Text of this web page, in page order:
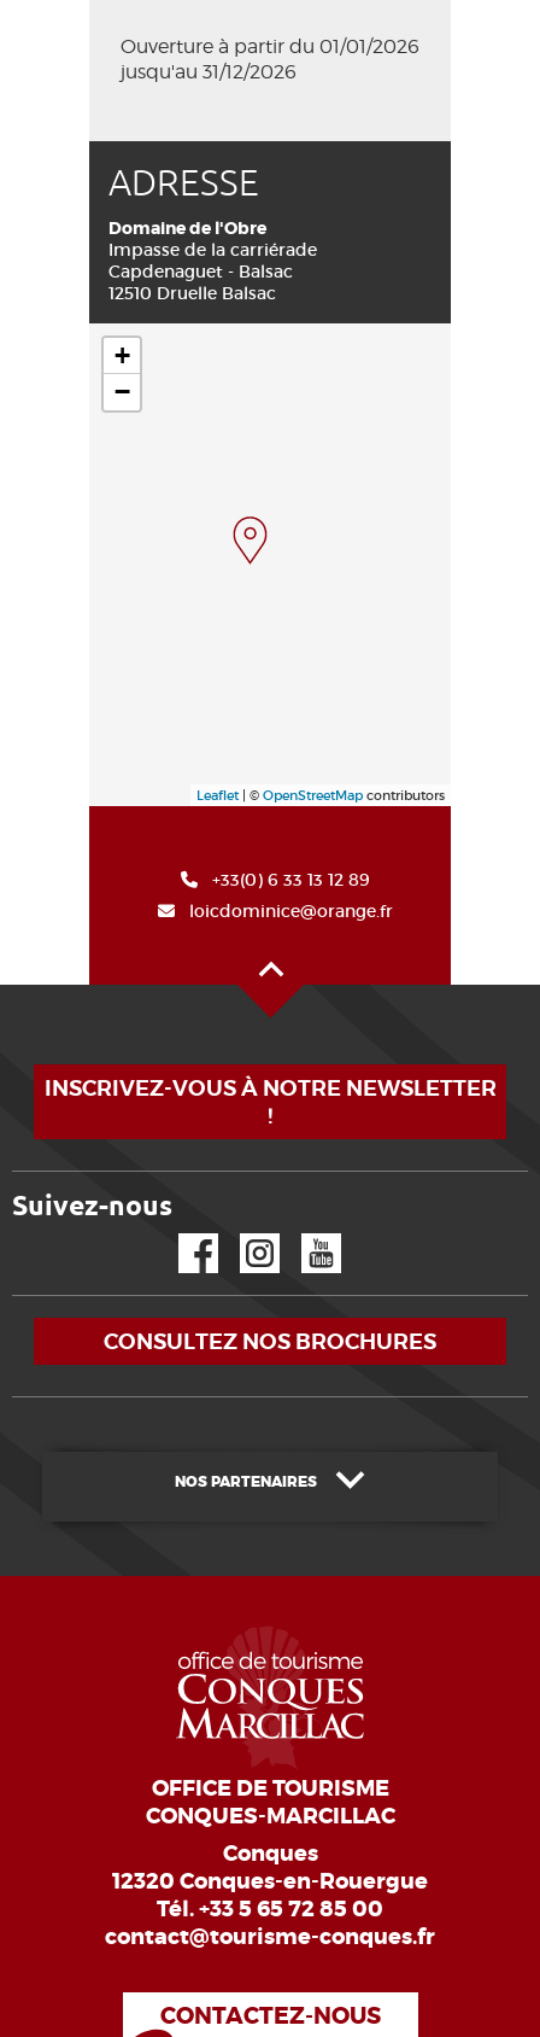
Ouverture à partir du 01/01/2026
jusqu'au 31/12/2026
ADRESSE
Domaine de l'Obre
Impasse de la carriérade
Capdenaguet - Balsac
12510 Druelle Balsac
+
−
Leaflet| © OpenStreetMap contributors
+33(0) 6 33 13 12 89
loicdominice@orange.fr
INSCRIVEZ-VOUS À NOTRE NEWSLETTER
!
Suivez-nous
CONSULTEZ NOS BROCHURES
NOS PARTENAIRES
OFFICE DE TOURISME
CONQUES-MARCILLAC
Conques
12320 Conques-en-Rouergue
Tél.+33 5 65 72 85 00
contact@tourisme-conques.fr
CONTACTEZ-NOUS